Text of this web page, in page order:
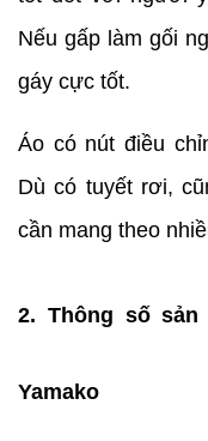
Nếu gấp làm gối
gáy cực tốt.
Áo có nút điều
Dù có tuyết rơi,
cần mang theo
2. Thông số
Yamako